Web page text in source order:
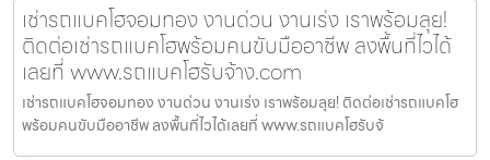
เช่ารถแบคโฮจอมทอง งานด่วน งานเร่ง เราพร้อมลุย!
ติดต่อเช่ารถแบคโฮพร้อมคนขับมืออาชีพ ลงพื้นที่ไวได้
เลยที่ www.รถแบคโฮรับจ้าง.com
เช่ารถแบคโฮจอมทอง งานด่วน งานเร่ง เราพร้อมลุย! ติดต่อเช่ารถแบคโฮ
พร้อมคนขับมืออาชีพ ลงพื้นที่ไวได้เลยที่ www.รถแบคโฮรับจ้